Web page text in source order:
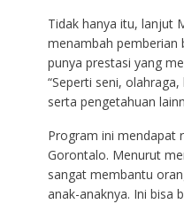
Tidak hanya itu, lanjut
menambah pemberian
punya prestasi yang
“Seperti seni,
serta pengetahuan
Program ini mendapat
Gorontalo. Menurut
sangat membantu
anak-anaknya. Ini bisa